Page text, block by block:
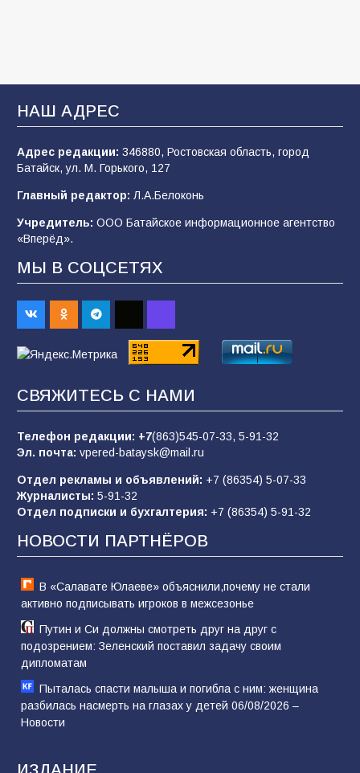
деле происходит в армии России в августе
2026 года
97 03.08.2026
«Пургу нести — не поля переходить»: почему
заявления о мобилизации — это
пропагандистский вброс
заявления Киева о мобилизации — это
отчаяние, а не разведка
80 02.08.2026
В России ответили на заявления Зеленского о
новой мобилизации
74 31.07.2026
НАШ АДРЕС
Адрес редакции: 346880, Ростовская область, город
Батайск, ул. М. Горького, 127
Главный редактор: Л.А.Белоконь
Учредитель: ООО Батайское информационное агентство
«Вперёд».
МЫ В СОЦСЕТЯХ
СВЯЖИТЕСЬ С НАМИ
Телефон редакции: +7(863)545-07-33, 5-91-32
Эл. почта: vpered-bataysk@mail.ru
Отдел рекламы и объявлений: +7 (86354) 5-07-33
Журналисты: 5-91-32
Отдел подписки и бухгалтерия: +7 (86354) 5-91-32
НОВОСТИ ПАРТНЁРОВ
В «Салавате Юлаеве» объяснили,почему не стали
активно подписывать игроков в межсезонье
Путин и Си должны смотреть друг на друг с
подозрением: Зеленский поставил задачу своим
дипломатам
Пыталась спасти малыша и погибла с ним: женщина
разбилась насмерть на глазах у детей 06/08/2026 –
Новости